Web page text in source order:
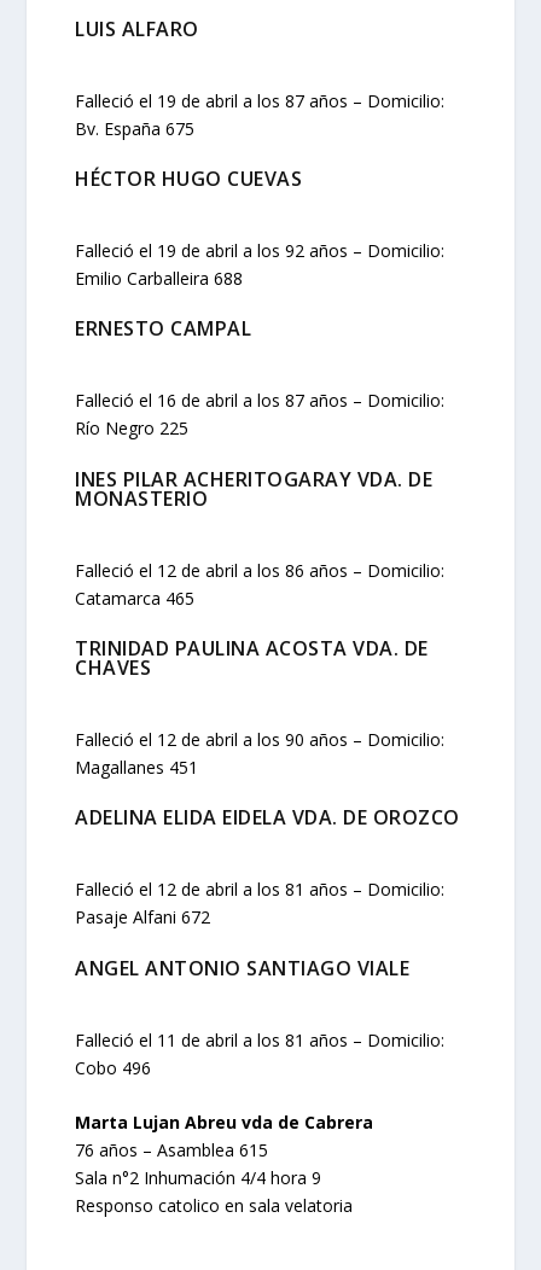
LUIS ALFARO
Falleció el 19 de abril a los 87 años – Domicilio:
Bv. España 675
HÉCTOR HUGO CUEVAS
Falleció el 19 de abril a los 92 años – Domicilio:
Emilio Carballeira 688
ERNESTO CAMPAL
Falleció el 16 de abril a los 87 años – Domicilio:
Río Negro 225
INES PILAR ACHERITOGARAY VDA. DE
MONASTERIO
Falleció el 12 de abril a los 86 años – Domicilio:
Catamarca 465
TRINIDAD PAULINA ACOSTA VDA. DE
CHAVES
Falleció el 12 de abril a los 90 años – Domicilio:
Magallanes 451
ADELINA ELIDA EIDELA VDA. DE OROZCO
Falleció el 12 de abril a los 81 años – Domicilio:
Pasaje Alfani 672
ANGEL ANTONIO SANTIAGO VIALE
Falleció el 11 de abril a los 81 años – Domicilio:
Cobo 496
Marta Lujan Abreu vda de Cabrera
76 años – Asamblea 615
Sala n°2 Inhumación 4/4 hora 9
Responso catolico en sala velatoria